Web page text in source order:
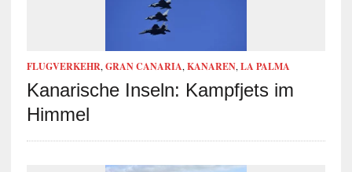
FLUGVERKEHR, GRAN CANARIA, KANAREN, LA PALMA
Kanarische Inseln: Kampfjets im
Himmel